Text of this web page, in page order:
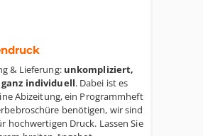
& Lieferung: unkompliziert,
individuell. Dabei ist es
Abizeitung, ein Programmheft
benötigen, wir sind
hochwertigen Druck. Lassen Sie